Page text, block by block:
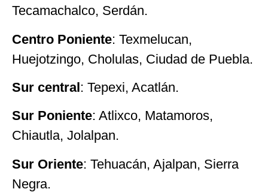
Tecamachalco, Serdán.
Centro Poniente: Texmelucan,
Huejotzingo, Cholulas, Ciudad de Puebla.
Sur central: Tepexi, Acatlán.
Sur Poniente: Atlixco, Matamoros,
Chiautla, Jolalpan.
Sur Oriente: Tehuacán, Ajalpan, Sierra
Negra.